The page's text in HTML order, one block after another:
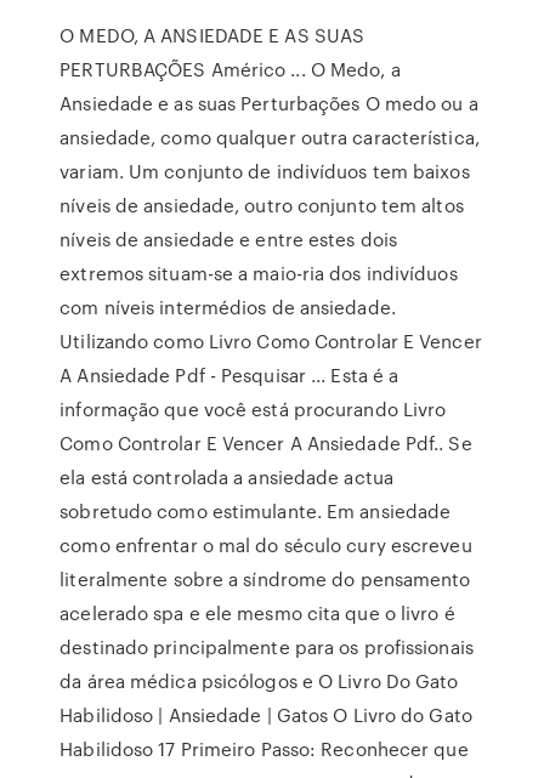
O MEDO, A ANSIEDADE E AS SUAS
PERTURBAÇÕES Américo ... O Medo, a
Ansiedade e as suas Perturbações O medo ou a
ansiedade, como qualquer outra característica,
variam. Um conjunto de indivíduos tem baixos
níveis de ansiedade, outro conjunto tem altos
níveis de ansiedade e entre estes dois
extremos situam-se a maio-ria dos indivíduos
com níveis intermédios de ansiedade.
Utilizando como Livro Como Controlar E Vencer
A Ansiedade Pdf - Pesquisar ... Esta é a
informação que você está procurando Livro
Como Controlar E Vencer A Ansiedade Pdf.. Se
ela está controlada a ansiedade actua
sobretudo como estimulante. Em ansiedade
como enfrentar o mal do século cury escreveu
literalmente sobre a síndrome do pensamento
acelerado spa e ele mesmo cita que o livro é
destinado principalmente para os profissionais
da área médica psicólogos e O Livro Do Gato
Habilidoso | Ansiedade | Gatos O Livro do Gato
Habilidoso 17 Primeiro Passo: Reconhecer que